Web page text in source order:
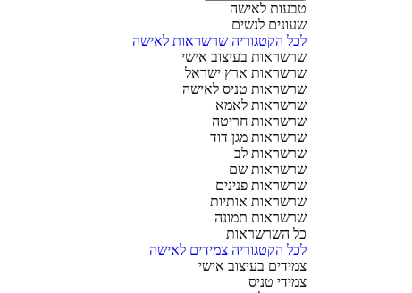
טבעות לאישה
שעונים לנשים
לכל הקטגוריה שרשראות לאישה
שרשראות בעיצוב אישי
שרשראות ארץ ישראל
שרשראות טניס לאישה
שרשראות לאמא
שרשראות חריטה
שרשראות מגן דוד
שרשראות לב
שרשראות שם
שרשראות פנינים
שרשראות אותיות
שרשראות תמונה
כל השרשראות
לכל הקטגוריה צמידים לאישה
צמידים בעיצוב אישי
צמידי טניס